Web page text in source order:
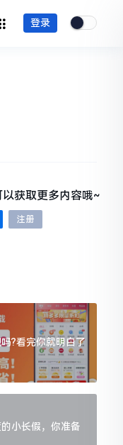
登录
获取更多内容哦~
注册
?看完你就明白了
小长假，你准备